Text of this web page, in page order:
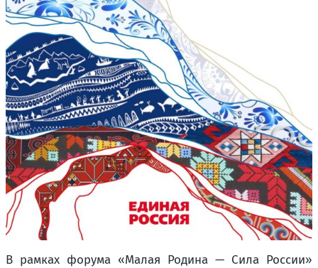
В рамках форума «Малая Родина — Сила России»